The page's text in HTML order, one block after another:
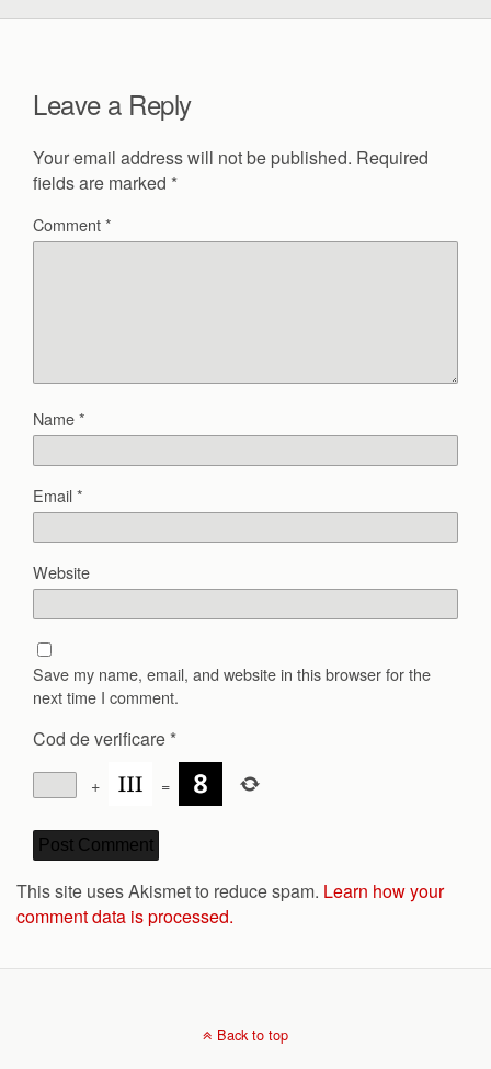
Leave a Reply
Your email address will not be published. Required
fields are marked *
Comment*
Name*
Email*
Website
Save my name, email, and website in this browser for the
next time I comment.
Cod de verificare *
+ =
This site uses Akismet to reduce spam. Learn how your
comment data is processed.
Back to top